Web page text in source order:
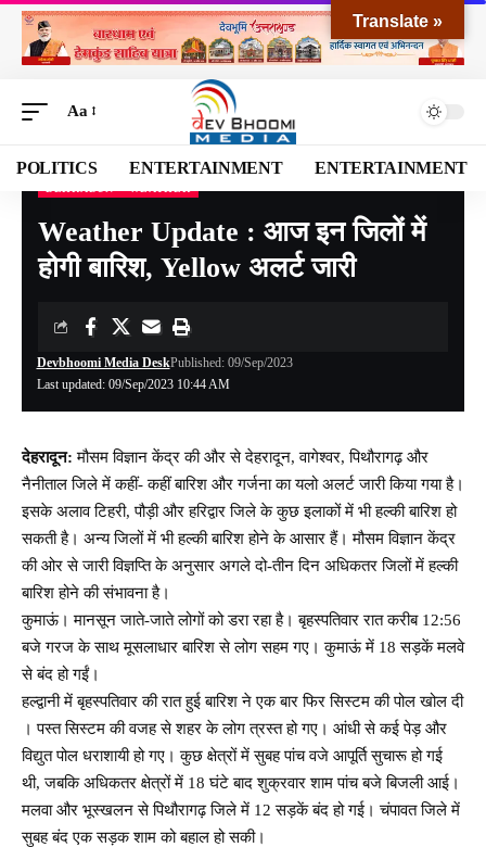
Aa
POLITICS ENTERTAINMENT ENTERTAINMENT
Devbhoomi Media Blog> NATIONAL UTTARAKHAND>DEHRADUN
Weather Update : आज इन जिलों में
होगी बारिश, Yellow अलर्ट जारी
Last updated: 09/Sep/2023 10:44 AM
Devbhoomi Media DeskPublished: 09/Sep/2023
देहरादून: मौसम विज्ञान केंद्र की और से देहरादून, वागेश्वर, पिथौरागढ़ और
नैनीताल जिले में कहीं- कहीं बारिश और गर्जना का यलो अलर्ट जारी किया गया है।
इसके अलाव टिहरी, पौड़ी और हरिद्वार जिले के कुछ इलाकों में भी हल्की बारिश हो
सकती है। अन्य जिलों में भी हल्की बारिश होने के आसार हैं। मौसम विज्ञान केंद्र
की ओर से जारी विज्ञप्ति के अनुसार अगले दो-तीन दिन अधिकतर जिलों में हल्की
बारिश होने की संभावना है।
कुमाऊं। मानसून जाते-जाते लोगों को डरा रहा है। बृहस्पतिवार रात करीब 12:56
बजे गरज के साथ मूसलाधार बारिश से लोग सहम गए। कुमाऊं में 18 सड़कें मलवे
से बंद हो गईं।
हल्द्वानी में बृहस्पतिवार की रात हुई बारिश ने एक बार फिर सिस्टम की पोल खोल दी
। पस्त सिस्टम की वजह से शहर के लोग त्रस्त हो गए। आंधी से कई पेड़ और
विद्युत पोल धराशायी हो गए। कुछ क्षेत्रों में सुबह पांच वजे आपूर्ति सुचारू हो गई
थी, जबकि अधिकतर क्षेत्रों में 18 घंटे बाद शुक्रवार शाम पांच बजे बिजली आई।
मलवा और भूस्खलन से पिथौरागढ़ जिले में 12 सड़कें बंद हो गई। चंपावत जिले में
सुबह बंद एक सड़क शाम को बहाल हो सकी।
Translate »